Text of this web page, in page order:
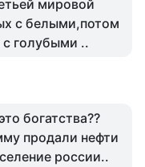
мировой
с белыми,потом
голубыми ..
богатства??
продали нефти
россии..